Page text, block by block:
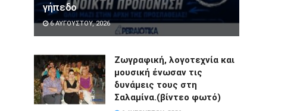
γήπεδο
6 ΑΥΓΟΎΣΤΟΥ, 2026
Ζωγραφική, λογοτεχνία και
μουσική ένωσαν τις
δυνάμεις τους στη
Σαλαμίνα.(βίντεο φωτό)